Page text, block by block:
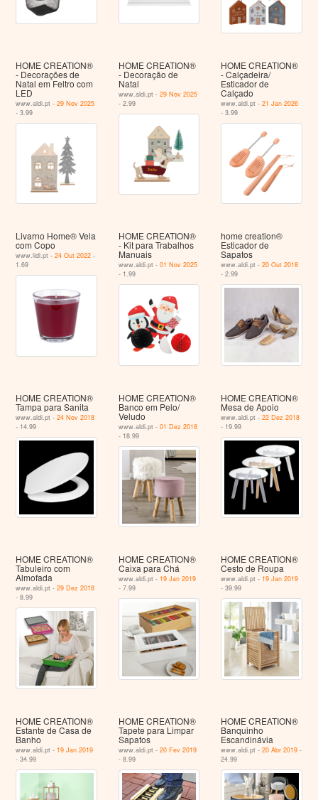
HOME CREATION®
- Decorações de
Natal em Feltro com
LED
www.aldi.pt -29 Nov 2025
- 3.99
HOME CREATION®
- Decoração de
Natal
www.aldi.pt - 29 Nov 2025
- 2.99
HOME CREATION®
- Calçadeira/
Esticador de
Calçado
www.aldi.pt -21 Jan 2026
- 3.99
Livarno Home® Vela
com Copo
www.lidl.pt -24 Out 2022 -
1.69
HOME CREATION®
- Kit para Trabalhos
Manuais
www.aldi.pt - 01 Nov 2025
- 1.99
home creation®
Esticador de
Sapatos
www.aldi.pt -20 Out 2018
- 2.99
HOME CREATION®
Tampa para Sanita
www.aldi.pt -24 Nov 2018
- 14.99
HOME CREATION®
Banco em Pelo/
Veludo
www.aldi.pt - 01 Dez 2018
- 18.99
HOME CREATION®
Mesa de Apoio
www.aldi.pt -22 Dez 2018
- 19.99
HOME CREATION®
Tabuleiro com
Almofada
www.aldi.pt -29 Dez 2018
- 8.99
HOME CREATION®
Caixa para Chá
www.aldi.pt - 19 Jan 2019
- 7.99
HOME CREATION®
Cesto de Roupa
www.aldi.pt - 19 Jan 2019
- 39.99
HOME CREATION®
Estante de Casa de
Banho
www.aldi.pt - 19 Jan 2019
- 34.99
HOME CREATION®
Tapete para Limpar
Sapatos
www.aldi.pt - 20 Fev 2019
- 8.99
HOME CREATION®
Banquinho
Escandinávia
www.aldi.pt -20 Abr 2019 -
24.99